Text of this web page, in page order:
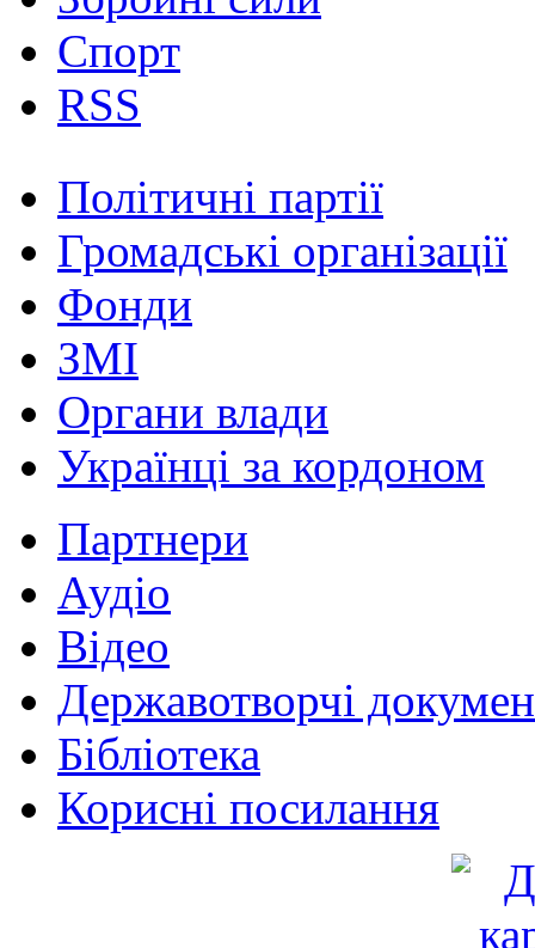
Спорт
RSS
Політичні партії
Громадські організації
Фонди
ЗМІ
Органи влади
Українці за кордоном
Партнери
Аудіо
Відео
Державотворчі
Бібліотека
Корисні посилання